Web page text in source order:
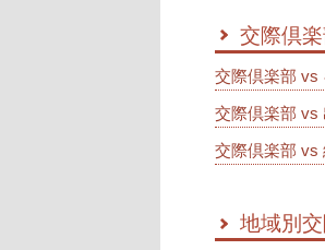
交際倶
交際倶楽部 vs
交際倶楽部 vs
交際倶楽部 vs
地域別